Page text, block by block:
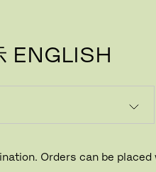
ENGLISH
Orders can be
阳伞
精心制作而成的美丽遮阳伞。